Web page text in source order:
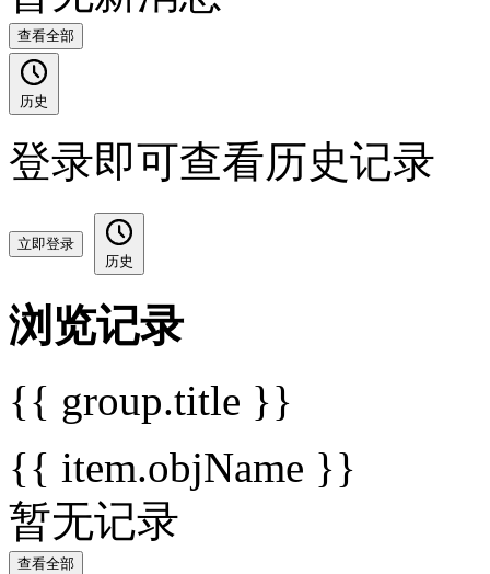
查看全部
历史
登录即可查看历史记录
立即登录
历史
浏览记录
{{ group.title }}
{{ item.objName }}
暂无记录
查看全部